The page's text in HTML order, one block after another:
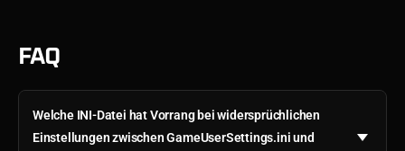
FAQ
Welche INI-Datei hat Vorrang bei widersprüchlichen
Einstellungen zwischen GameUserSettings.ini und